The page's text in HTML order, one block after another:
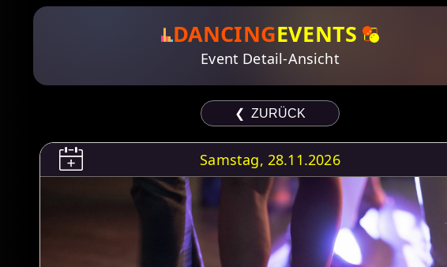
DANCINGEVENTS
Event Detail-Ansicht
❮ ZURÜCK
Samstag, 28.11.2026